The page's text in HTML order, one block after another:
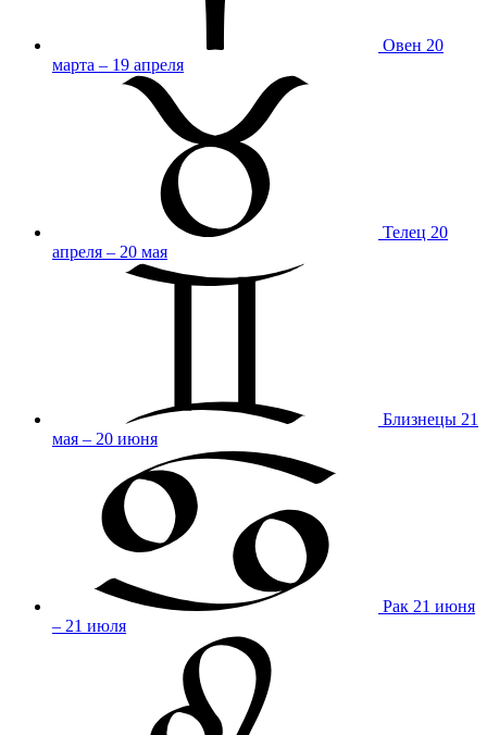
Овен 20
марта – 19 апреля
Телец 20
апреля – 20 мая
Близнецы 21
мая – 20 июня
Рак 21 июня
– 21 июля